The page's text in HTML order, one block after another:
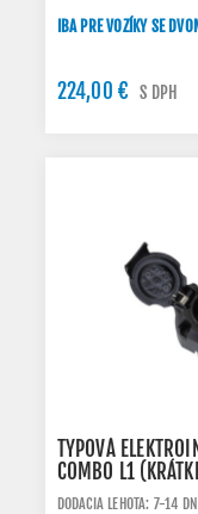
IBA PRE VOZÍKY SE
224,00 € S DPH
TYPOVÁ
COMBO L1
DODACIA LEHOTA: 7-14 DNÍ